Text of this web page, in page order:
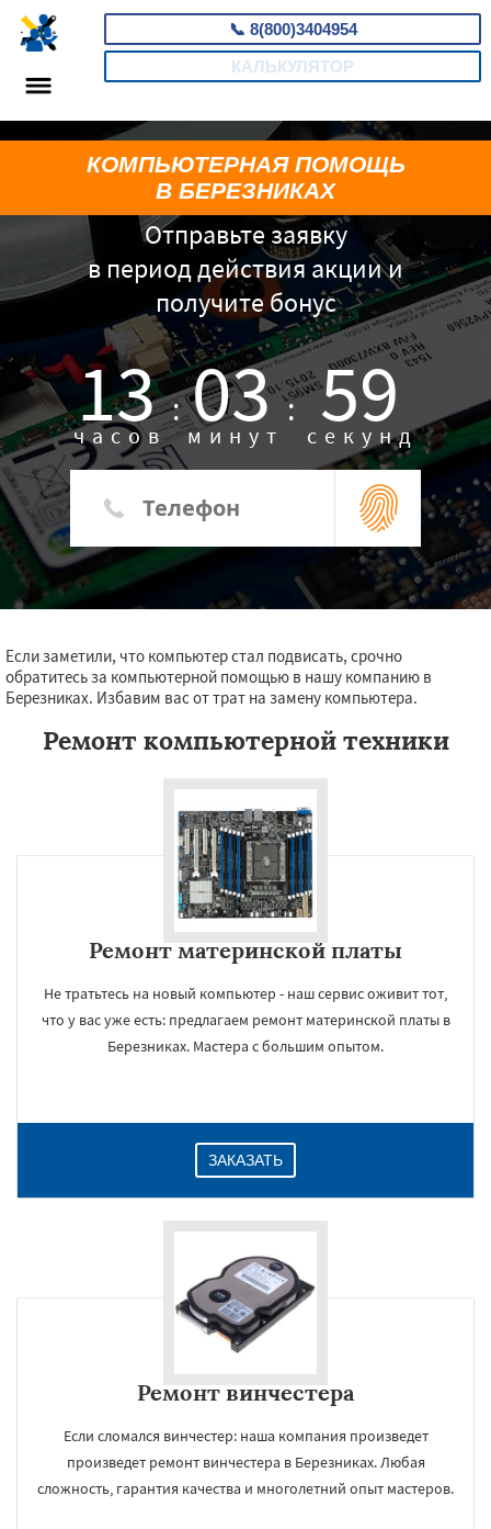
📞 8(800)3404954
КАЛЬКУЛЯТОР
Отправьте заявку
в период действия акции и
получите бонус
13 :
часов 03 :
минут 58
секунд
КОМПЬЮТЕРНАЯ ПОМОЩЬ
В БЕРЕЗНИКАХ
Если заметили, что компьютер стал подвисать, срочно
обратитесь за компьютерной помощью в нашу компанию в
Березниках. Избавим вас от трат на замену компьютера.
Ремонт компьютерной техники
Ремонт материнской платы
Не тратьтесь на новый компьютер - наш сервис оживит тот,
что у вас уже есть: предлагаем ремонт материнской платы в
Березниках. Мастера с большим опытом.
ЗАКАЗАТЬ
Ремонт винчестера
Если сломался винчестер: наша компания произведет
произведет ремонт винчестера в Березниках. Любая
сложность, гарантия качества и многолетний опыт мастеров.